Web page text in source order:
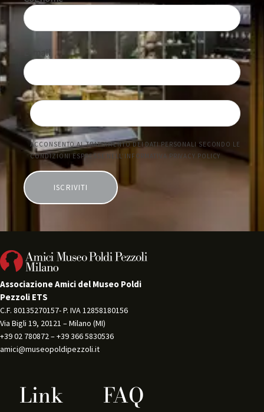
Associazione Amici del Museo Poldi
Pezzoli ETS
C.F. 80135270157- P. IVA 12858180156
Via Bigli 19, 20121 – Milano (MI)
+39 02 780872 – +39 366 5830536
amici@museopoldipezzoli.it
Link FAQ